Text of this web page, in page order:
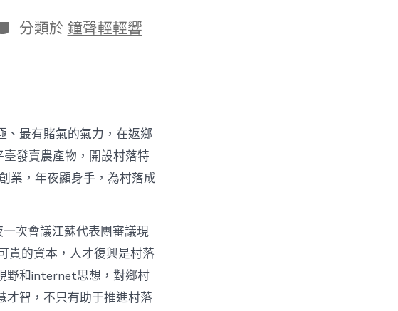
分類於 鐘聲輕輕響
、最有賭氣的氣力，在返鄉
發賣農產物，開設村落特
業，年夜顯身手，為村落成
次會議江蘇代表團審議現
貴的資本，人才復興是村落
野和internet思想，對鄉村
才智，不只有助于推進村落